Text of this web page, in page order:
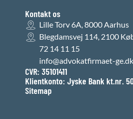
Kontakt os
Lille Torv 6A, 8000 Aarhus
Blegdamsvej 114, 2100
72 14 11 15
info@advokatfirmaet-ge.dk
CVR: 35101411
Klientkonto: Jyske Bank kt.nr.
Sitemap